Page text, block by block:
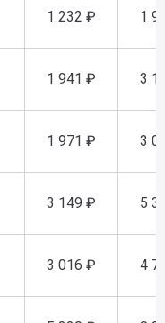
1 232 ₽ 1
1 941 ₽ 3
1 971 ₽ 3
3 149 ₽ 5
3 016 ₽ 4